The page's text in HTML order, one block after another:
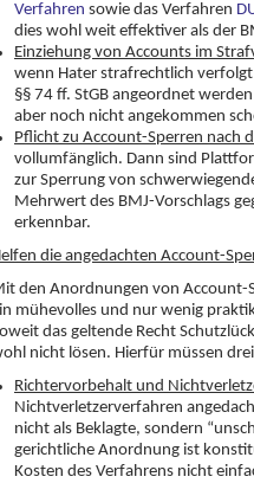
Verfahren sowie das Verfahren
dies wohl weit effektiver als der
Einziehung von Accounts im
wenn Hater strafrechtlich
§§ 74 ff. StGB angeordnet
aber noch nicht angekommen
Pflicht zu Account-Sperren nach
vollumfänglich. Dann sind
zur Sperrung von
Mehrwert des BMJ-Vorschlags
erkennbar.
die angedachten Account-
den Anordnungen von Account-
mühevolles und nur wenig
das geltende Recht
nicht lösen. Hierfür müssen
Richtervorbehalt und
Nichtverletzerverfahren
nicht als Beklagte, sondern
gerichtliche Anordnung ist
Kosten des Verfahrens nicht